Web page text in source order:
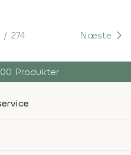
274 Næste
Produkter